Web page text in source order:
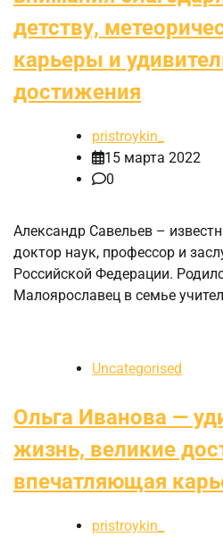
детству,
карьеры и
достижения
pristroykin_
15 марта 2022
0
Александр Савельев –
доктор наук, профессор и
Российской Федерации.
Малоярославец в семье
Uncategorised
Ольга Иванова —
жизнь, великие
впечатляющая
pristroykin_